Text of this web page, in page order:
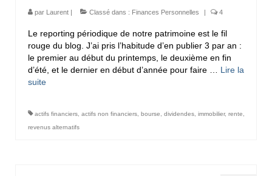
par Laurent | Classé dans : Finances Personnelles | 4
Le reporting périodique de notre patrimoine est le fil
rouge du blog. J’ai pris l’habitude d’en publier 3 par an :
le premier au début du printemps, le deuxième en fin
d’été, et le dernier en début d’année pour faire … Lire la
suite­­
actifs financiers actifs non financiers bourse dividendes immobilier, rente
revenus alternatifs